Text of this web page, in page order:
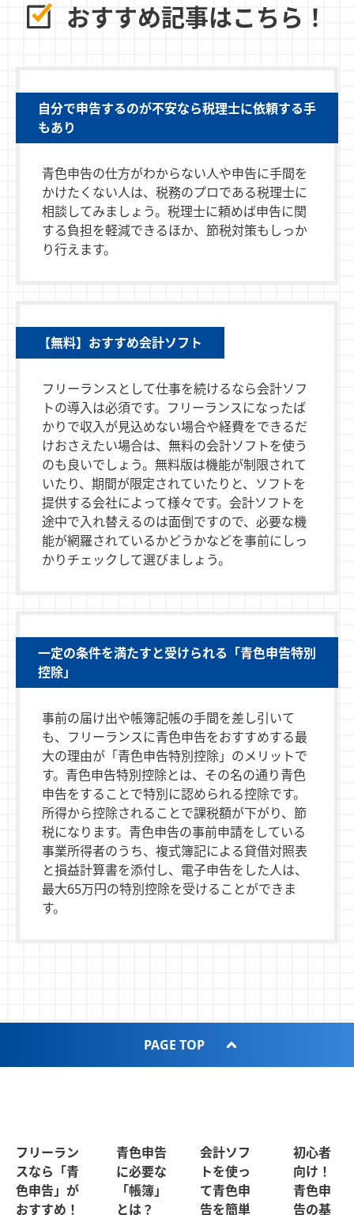
おすすめ記事はこちら！
自分で申告するのが不安なら税理士に依頼する手
もあり
青色申告の仕方がわからない人や申告に手間を
かけたくない人は、税務のプロである税理士に
相談してみましょう。税理士に頼めば申告に関
する負担を軽減できるほか、節税対策もしっか
り行えます。
【無料】おすすめ会計ソフト
フリーランスとして仕事を続けるなら会計ソフ
トの導入は必須です。フリーランスになったば
かりで収入が見込めない場合や経費をできるだ
けおさえたい場合は、無料の会計ソフトを使う
のも良いでしょう。無料版は機能が制限されて
いたり、期間が限定されていたりと、ソフトを
提供する会社によって様々です。会計ソフトを
途中で入れ替えるのは面倒ですので、必要な機
能が網羅されているかどうかなどを事前にしっ
かりチェックして選びましょう。
一定の条件を満たすと受けられる「青色申告特別
控除」
事前の届け出や帳簿記帳の手間を差し引いて
も、フリーランスに青色申告をおすすめする最
大の理由が「青色申告特別控除」のメリットで
す。青色申告特別控除とは、その名の通り青色
申告をすることで特別に認められる控除です。
所得から控除されることで課税額が下がり、節
税になります。青色申告の事前申請をしている
事業所得者のうち、複式簿記による貸借対照表
と損益計算書を添付し、電子申告をした人は、
最大65万円の特別控除を受けることができま
す。
PAGE TOP
フリーラン
スなら「青
色申告」が
おすすめ！
青色申告
に必要な
「帳簿」
とは？
会計ソフ
トを使っ
て青色申
告を簡単
初心者
向け！
青色申
告の基